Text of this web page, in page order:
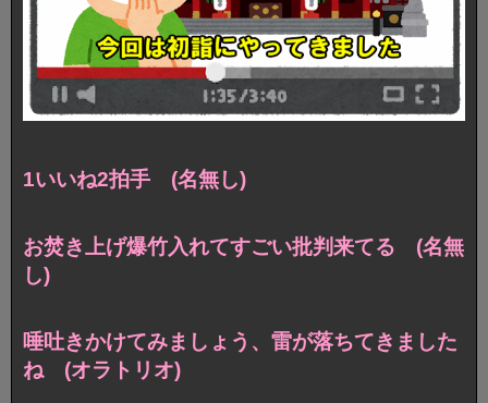
1いいね2拍手 (名無し)
お焚き上げ爆竹入れてすごい批判来てる (名無
し)
唾吐きかけてみましょう、雷が落ちてきました
ね (オラトリオ)